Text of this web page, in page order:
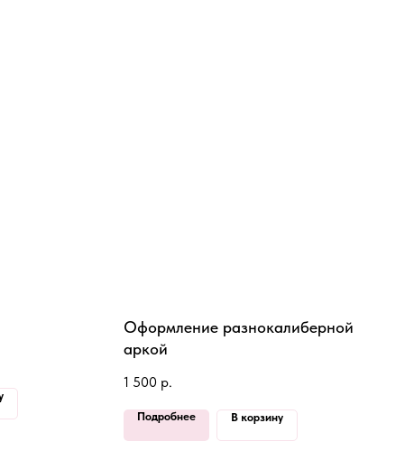
Оформление разнокалиберной
аркой
1 500 р.
Подробнее В корзину